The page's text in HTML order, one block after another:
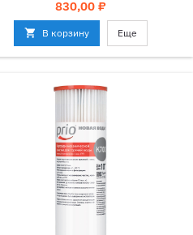
Цена
830,00 ₽
 В корзину Еще